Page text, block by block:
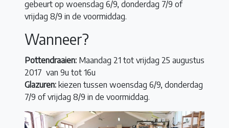
gebeurt op woensdag 6/9, donderdag 7/9 of
vrijdag 8/9 in de voormiddag.
Wanneer?
Pottendraaien: Maandag 21 tot vrijdag 25 augustus
2017 van 9u tot 16u
Glazuren: kiezen tussen woensdag 6/9, donderdag
7/9 of vrijdag 8/9 in de voormiddag.